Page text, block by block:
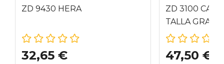
ZD 9430 HERA
32,65 €
ZD 3100
TALLA
47,50 €